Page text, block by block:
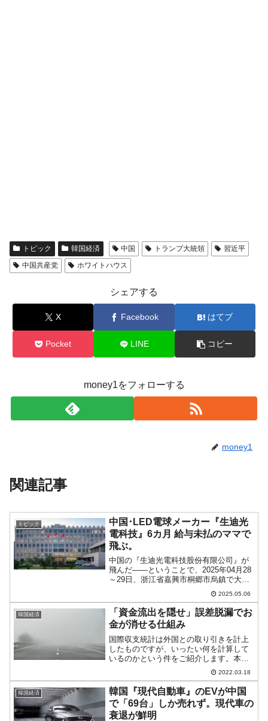
トピック 韓国経済 中国 トランプ大統領
習近平
中国共産党
ホワイトハウス
シェアする
X Facebook はてブ
Pocket LINE コピー
money1をフォローする
money1
関連記事
トピック
中国･LED電球メーカー『生迪光
電科技』6カ月 給与未払のママで
飛ぶ。
中国の『生迪光電科技股份有限公司』が
飛んだ――ということで、2025年04月28
～29日、浙江省嘉興市桐郷市烏鎮で大規
模な労働者（千人規模）による抗議事件
が発生しました。↑『生迪光電科技股份有
限公司』のホームページはすでにアクセ
スできなくな...
2025.05.06
韓国経済
「資金流出を隠せ」誤差脱漏でお
金が消せる仕組み
国際収支統計は外国との取り引きを計上
したものですが、いったい何を計算して
いるのかという件をご紹介します。本質
はその国の「外国からの資金流入」と
「外国への資金流出」を計上し、その収
支を計算しています。資金流入といって
も、流入の仕方は多岐に渡り...
2022.03.18
韓国経済
韓国『現代自動車』のEVが中国
で「69台」しか売れず。現代車の
衰退が鮮明